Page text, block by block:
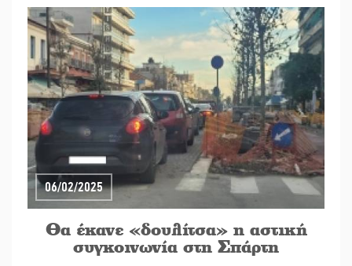
06/02/2025
Θα έκανε «δουλίτσα» η αστική
συγκοινωνία στη Σπάρτη